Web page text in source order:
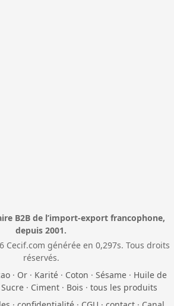
B2B de l’import-export francophone,
depuis 2001.
Cecif.com générée en 0,297s. Tous droits
réservés.
· Or · Karité · Coton · Sésame · Huile de
Sucre· Ciment· Bois · tous les produits